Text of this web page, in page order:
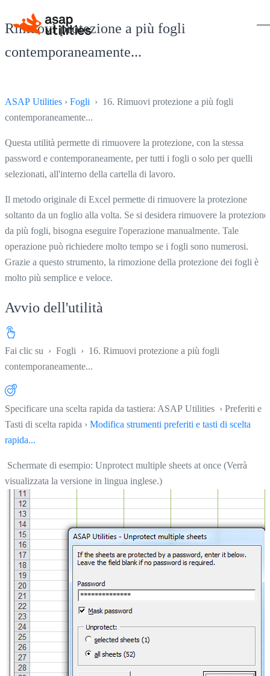
Rimuovi protezione a più fogli
contemporaneamente...
ASAP Utilities › Fogli › 16. Rimuovi protezione a più fogli
contemporaneamente...
Questa utilità permette di rimuovere la protezione, con la stessa
password e contemporaneamente, per tutti i fogli o solo per quelli
selezionati, all'interno della cartella di lavoro.
Il metodo originale di Excel permette di rimuovere la protezione
soltanto da un foglio alla volta. Se si desidera rimuovere la protezione
da più fogli, bisogna eseguire l'operazione manualmente. Tale
operazione può richiedere molto tempo se i fogli sono numerosi.
Grazie a questo strumento, la rimozione della protezione dei fogli è
molto più semplice e veloce.
Avvio dell'utilità
Fai clic su › Fogli › 16. Rimuovi protezione a più fogli
contemporaneamente...
Specificare una scelta rapida da tastiera: ASAP Utilities › Preferiti e
Tasti di scelta rapida › Modifica strumenti preferiti e tasti di scelta
rapida...
Schermate di esempio: Unprotect multiple sheets at once (Verrà
visualizzata la versione in lingua inglese.)